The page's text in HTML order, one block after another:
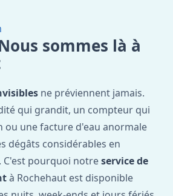
sommes là à
ne préviennent jamais.
qui grandit, un compteur qui
ou une facture d'eau anormale
dégâts considérables en
C'est pourquoi notreservice de
à Rochehaut est disponible